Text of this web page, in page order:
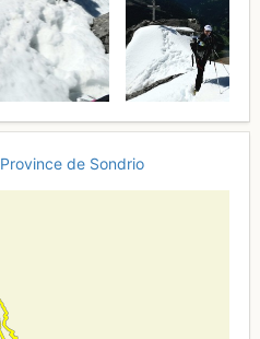
Province de Sondrio